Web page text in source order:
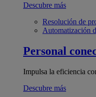
Descubre más
Resolución de
Automatización
Personal
Impulsa la eficiencia
Descubre más